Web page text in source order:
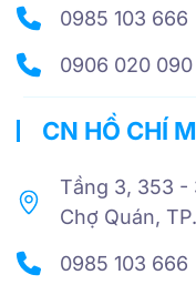
0985 103 666
0906 020 090
CN HỒ CHÍ
Tầng 3, 353 -
Chợ Quán,
0985 103 666